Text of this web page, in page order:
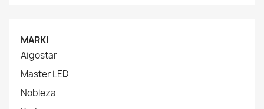
MARKI
Aigostar
Master LED
Nobleza